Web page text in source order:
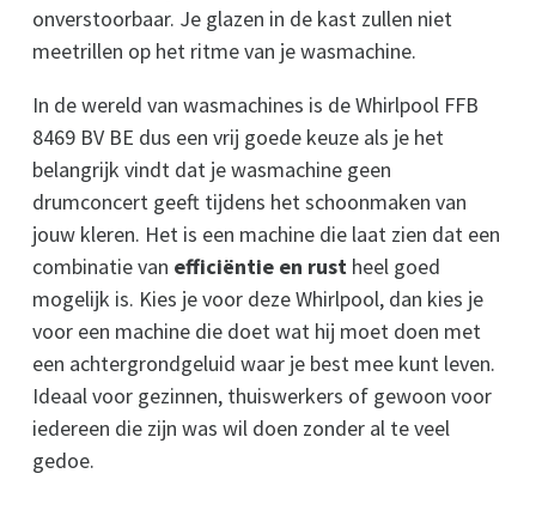
onverstoorbaar. Je glazen in de kast zullen niet
meetrillen op het ritme van je wasmachine.
In de wereld van wasmachines is de Whirlpool FFB
8469 BV BE dus een vrij goede keuze als je het
belangrijk vindt dat je wasmachine geen
drumconcert geeft tijdens het schoonmaken van
jouw kleren. Het is een machine die laat zien dat een
combinatie van efficiëntie en rust heel goed
mogelijk is. Kies je voor deze Whirlpool, dan kies je
voor een machine die doet wat hij moet doen met
een achtergrondgeluid waar je best mee kunt leven.
Ideaal voor gezinnen, thuiswerkers of gewoon voor
iedereen die zijn was wil doen zonder al te veel
gedoe.